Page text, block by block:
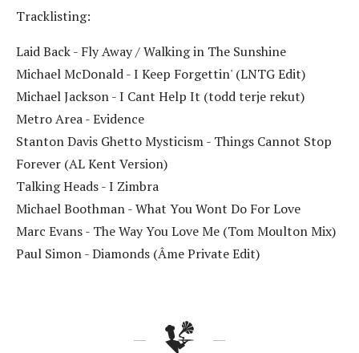
Tracklisting:
Laid Back - Fly Away / Walking in The Sunshine
Michael McDonald - I Keep Forgettin' (LNTG Edit)
Michael Jackson - I Cant Help It (todd terje rekut)
Metro Area - Evidence
Stanton Davis Ghetto Mysticism - Things Cannot Stop
Forever (AL Kent Version)
Talking Heads - I Zimbra
Michael Boothman - What You Wont Do For Love
Marc Evans - The Way You Love Me (Tom Moulton Mix)
Paul Simon - Diamonds (Âme Private Edit)